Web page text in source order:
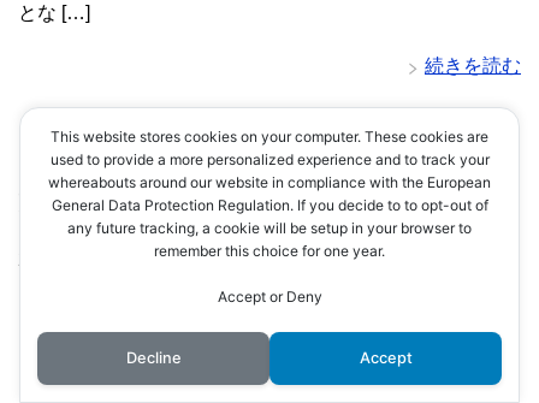
とな […]
続きを読む
遠山 政景
北条家
This website stores cookies on your computer. These cookies are
used to provide a more personalized experience and to track your
whereabouts around our website in compliance with the European
General Data Protection Regulation. If you decide to to opt-out of
any future tracking, a cookie will be setup in your browser to
remember this choice for one year.
Accept or Deny
Decline Accept